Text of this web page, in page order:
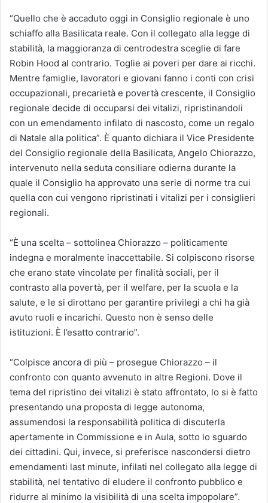
“Quello che è accaduto oggi in Consiglio regionale è uno
schiaffo alla Basilicata reale. Con il collegato alla legge di
stabilità, la maggioranza di centrodestra sceglie di fare
Robin Hood al contrario. Toglie ai poveri per dare ai ricchi.
Mentre famiglie, lavoratori e giovani fanno i conti con crisi
occupazionali, precarietà e povertà crescente, il Consiglio
regionale decide di occuparsi dei vitalizi, ripristinandoli
con un emendamento infilato di nascosto, come un regalo
di Natale alla politica”. È quanto dichiara il Vice Presidente
del Consiglio regionale della Basilicata, Angelo Chiorazzo,
intervenuto nella seduta consiliare odierna durante la
quale il Consiglio ha approvato una serie di norme tra cui
quella con cui vengono ripristinati i vitalizi per i consiglieri
regionali.
“È una scelta – sottolinea Chiorazzo – politicamente
indegna e moralmente inaccettabile. Si colpiscono risorse
che erano state vincolate per finalità sociali, per il
contrasto alla povertà, per il welfare, per la scuola e la
salute, e le si dirottano per garantire privilegi a chi ha già
avuto ruoli e incarichi. Questo non è senso delle
istituzioni. È l’esatto contrario”.
“Colpisce ancora di più – prosegue Chiorazzo – il
confronto con quanto avvenuto in altre Regioni. Dove il
tema del ripristino dei vitalizi è stato affrontato, lo si è fatto
presentando una proposta di legge autonoma,
assumendosi la responsabilità politica di discuterla
apertamente in Commissione e in Aula, sotto lo sguardo
dei cittadini. Qui, invece, si preferisce nascondersi dietro
emendamenti last minute, infilati nel collegato alla legge di
stabilità, nel tentativo di eludere il confronto pubblico e
ridurre al minimo la visibilità di una scelta impopolare”.